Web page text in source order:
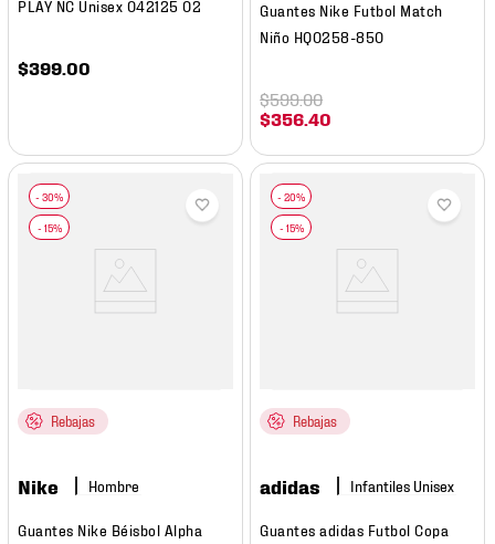
PLAY NC Unisex 042125 02
$399 .00
Guantes Nike Futbol Match
Niño HQ0258-850
$356 .40
$599.00
Rebajas
Nike Hombre
Guantes Nike Béisbol Alpha
Rebajas
adidas
Guantes adidas Futbol Copa